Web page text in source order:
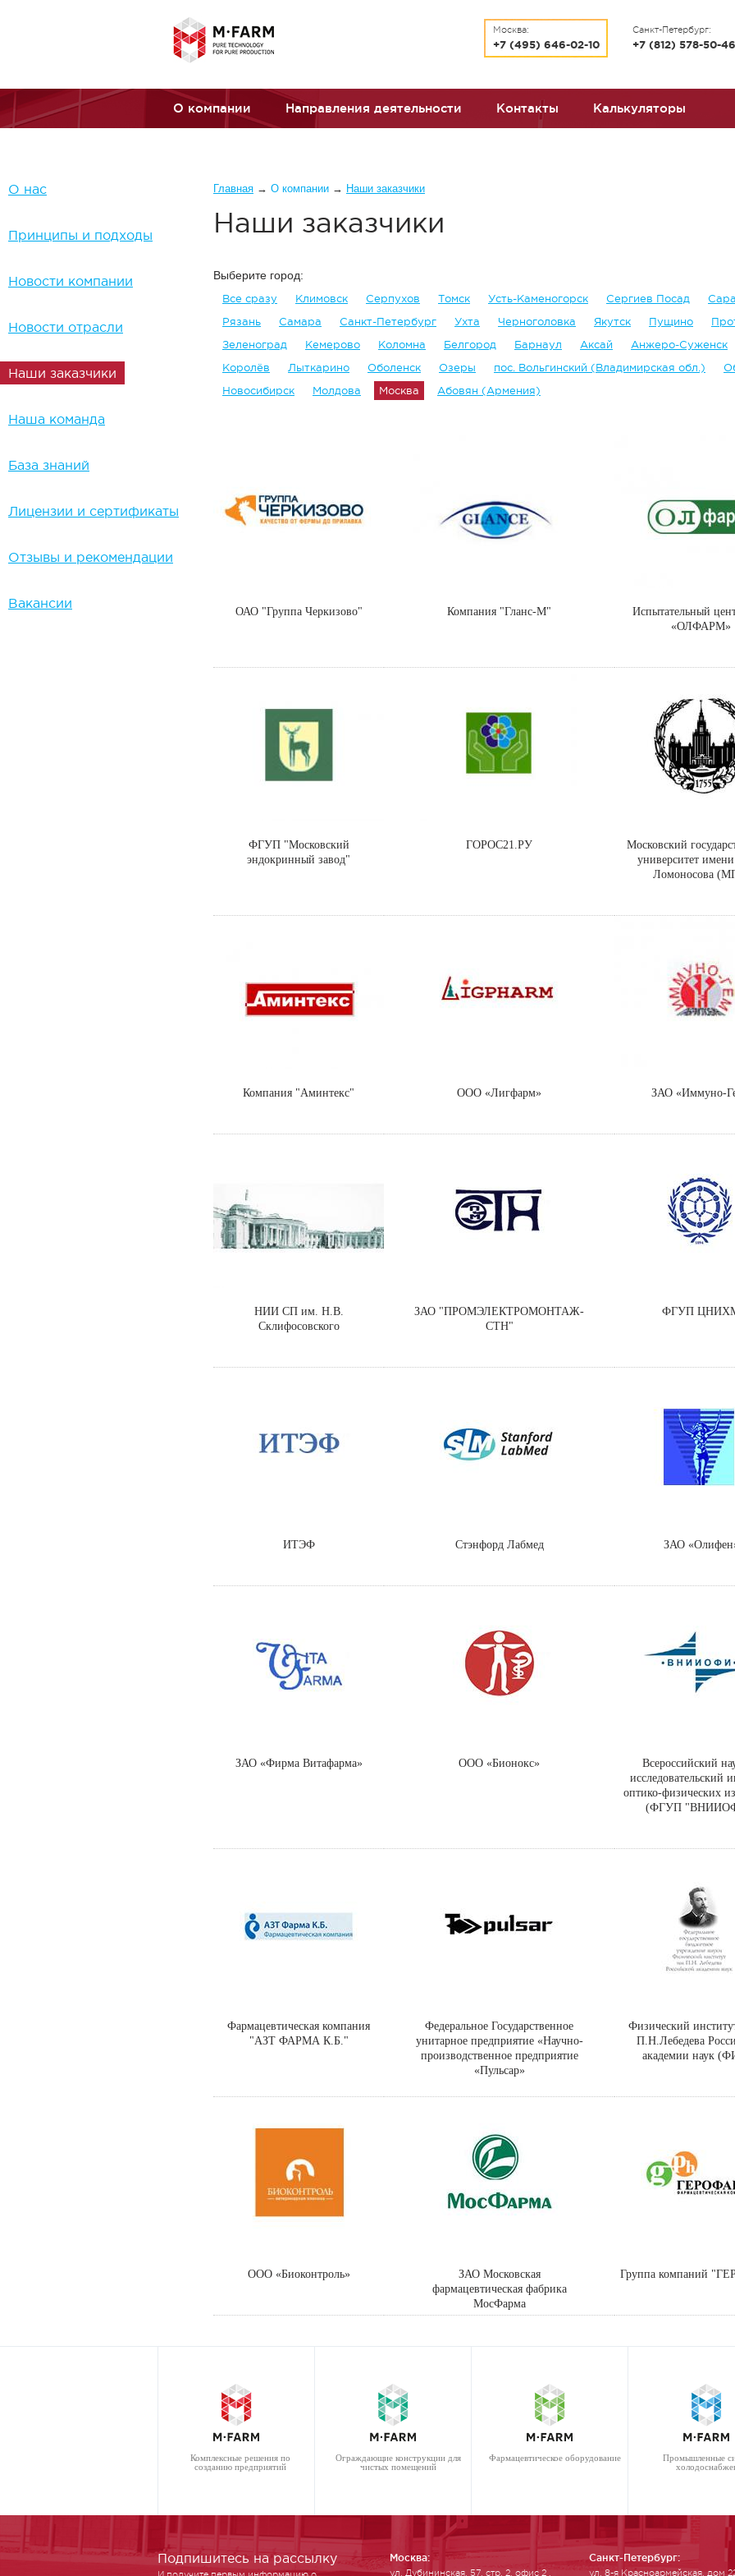
Москва:
+7 (495) 646-02-10
Санкт-Петербург:
+7 (812) 578-50-46
О компании Направления деятельности Контакты Калькуляторы
О нас
Принципы и подходы
Новости компании
Новости отрасли
Наши заказчики
Наша команда
База знаний
Лицензии и сертификаты
Отзывы и рекомендации
Вакансии
Вы здесь
Главная → О компании → Наши заказчики
Наши заказчики
Выберите город:
Все сразу Климовск Серпухов Томск Усть-Каменогорск Сергиев Посад
Рязань
Самара Санкт-Петербург Ухта Черноголовка Якутск Пущино
Зеленоград
Кемерово Коломна Белгород Барнаул Аксай
Анжеро-Суженск
Королёв
Лыткарино Оболенск Озеры пос. Вольгинский (Владимирская обл.)
Новосибирск
Молдова Москва Абовян (Армения)
ОАО "Группа Черкизово" Компания "Гланс-М"
Испытательный
«ОЛФАРМ»
ФГУП "Московский
эндокринный завод"
ГОРОС21.РУ
Московский
университет
Ломоносова
Компания "Аминтекс" ООО «Лигфарм» ЗАО «Иммуно-
НИИ СП им. Н.В.
Склифосовского
ЗАО "ПРОМЭЛЕКТРОМОНТАЖ-
СТН"
ФГУП
ИТЭФ Стэнфорд Лабмед ЗАО
ЗАО «Фирма Витафарма» ООО «Бионокс»
Всероссийский
исследовательский
оптико-физических
(ФГУП
Фармацевтическая компания
"АЗТ ФАРМА К.Б."
Федеральное Государственное
унитарное предприятие «Научно-
производственное предприятие
«Пульсар»
Физический
П.Н.Лебедева
академии наук
ООО «Биоконтроль»
ЗАО Московская
фармацевтическая фабрика
МосФарма
Группа компаний
Комплексные решения по
созданию предприятий
Ограждающие конструкции для
чистых помещений
Фармацевтическое оборудование
Промышленные
Подпишитесь на рассылку
Москва:
ул. Ду­бинин­ская, 57, стр. 2, офис 2 .
Санкт-Петербург:
ул. 8-я Красноармейская, дом